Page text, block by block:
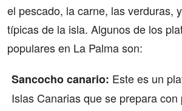
el pescado, la carne, las verduras,
típicas de la isla. Algunos de los
populares en La Palma son:
Sancocho canario: Este es un
Islas Canarias que se prepara